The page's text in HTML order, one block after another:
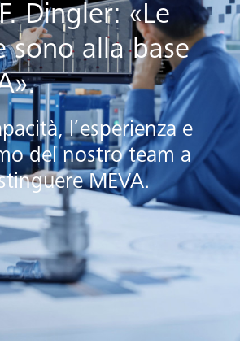
Dingler: «Le
sono alla base
l’esperienza e
del nostro team a
MEVA.